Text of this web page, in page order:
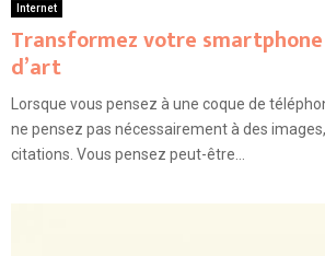
Internet
Transformez votre
d’art
Lorsque vous pensez à une coque de
ne pensez pas nécessairement à des
citations. Vous pensez peut-être...